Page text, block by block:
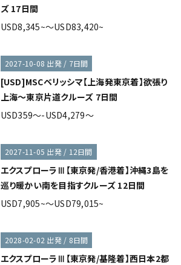
ズ 17日間
USD8,345~～USD83,420~
2027-10-08 出発 / 7日間
[USD]MSCベリッシマ【上海発東京着】欲張り
上海～東京片道クルーズ 7日間
USD359～-USD4,279～
2027-11-05 出発 / 12日間
エクスプローラⅢ【東京発/香港着】沖縄3島を
巡り暖かい南を目指すクルーズ 12日間
USD7,905~～USD79,015~
2028-02-02 出発 / 8日間
エクスプローラⅢ【東京発/基隆着】西日本2都